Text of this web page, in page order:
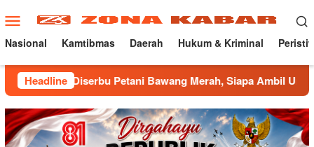
ke
konten
Menu
Mobile
Nasional Kamtibmas Daerah Hukum & Kriminal
Headline
Petani Bawang Merah, Siapa Ambil Untung ???